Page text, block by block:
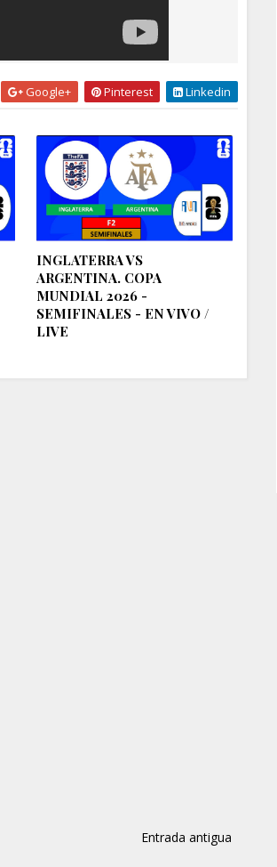
Google+ Pinterest Linkedin
INGLATERRA VS
ARGENTINA. COPA
MUNDIAL 2026 -
SEMIFINALES - EN VIVO /
LIVE
Entrada antigua